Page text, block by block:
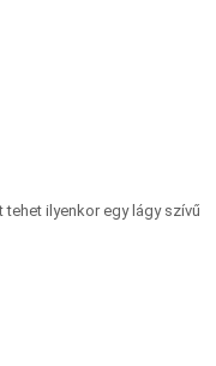
ilyenkor egy lágy szívű